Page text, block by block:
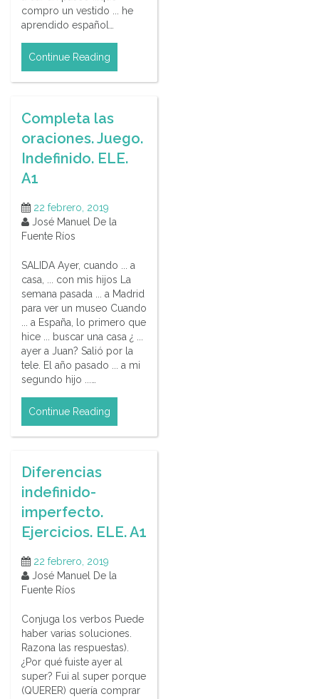
compro un vestido ... he
aprendido español…
Continue Reading
Completa las
oraciones. Juego.
Indefinido. ELE.
A1
22 febrero, 2019
José Manuel De la
Fuente Ríos
SALIDA Ayer, cuando ... a
casa, ... con mis hijos La
semana pasada ... a Madrid
para ver un museo Cuando
... a España, lo primero que
hice ... buscar una casa ¿ ...
ayer a Juan? Salió por la
tele. El año pasado ... a mi
segundo hijo ...…
Continue Reading
Diferencias
indefinido-
imperfecto.
Ejercicios. ELE. A1
22 febrero, 2019
José Manuel De la
Fuente Ríos
Conjuga los verbos Puede
haber varias soluciones.
Razona las respuestas).
¿Por qué fuiste ayer al
super? Fui al super porque
(QUERER) quería comprar